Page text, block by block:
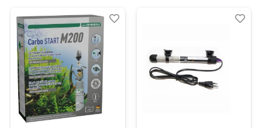
Dodaj
Uporedi